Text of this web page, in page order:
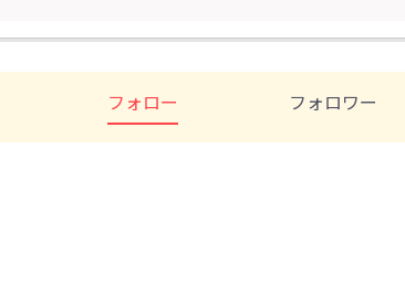
フォロー フォロワー